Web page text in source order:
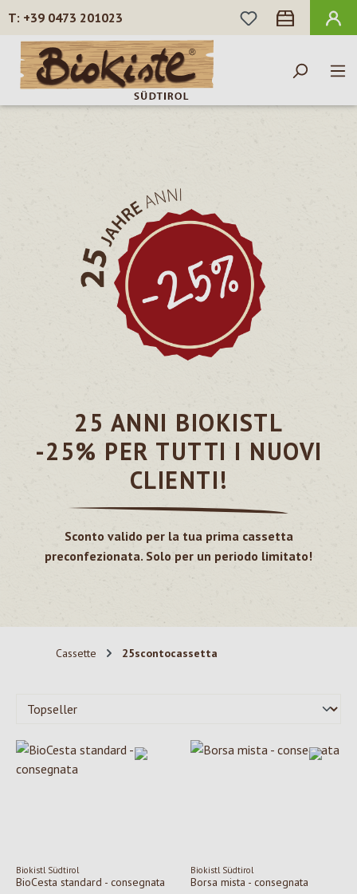
Passa al contenuto principale
+39 0473 201023
HAI 0 ARTICOLI
25 ANNI BIOKISTL
-25% PER TUTTI I NUOVI
CLIENTI!
Sconto valido per la tua prima cassetta
preconfezionata. Solo per un periodo limitato!
Cassette 25scontocassetta
Biokistl Südtirol
BioCesta standard - consegnata
Biokistl Südtirol
Borsa mista - consegnata